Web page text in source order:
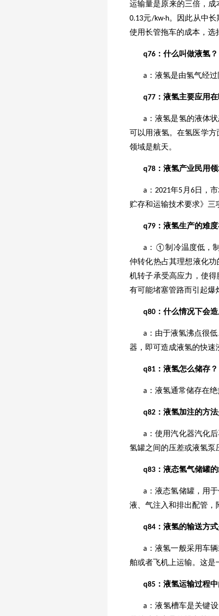
运输量是原来的三倍，成
0.13元/kw·h。因此从中
使用长管拖车的成本，选
q76 ：什么叫做液氢？
a：液氢是由氢气经
q77 ：液氢主要应用
a：液氢是氢的液体
可以用液氢。在氢医学
领域是航天。
q78 ：液氢产业民用
a：2021年5月6日，
贮存和运输技术要求》三
q79 ：液氢生产的难
a：①制冷温度低，
仲转化热占其理想液化
机转子承受高应力，使
有可能堵塞管路而引起爆
q80 ：什么情况下会
a：由于液氢沸点很
器，即可造成液氢的快速
q81 ：液氢怎么储存？
a：液氢通常储存在
q82 ：液氢加注的方
a：使用汽化器汽化
氢罐之间的压差或液氢泵
q83 ：液态氢气储罐
a：液态氢储罐，用
液、气注入和排出配管，
q84 ：液氢的输送方
a：液氢一般采用车
舶或者飞机上运输。这是
q85 ：液氢运输过程
a：液氢槽车是关键